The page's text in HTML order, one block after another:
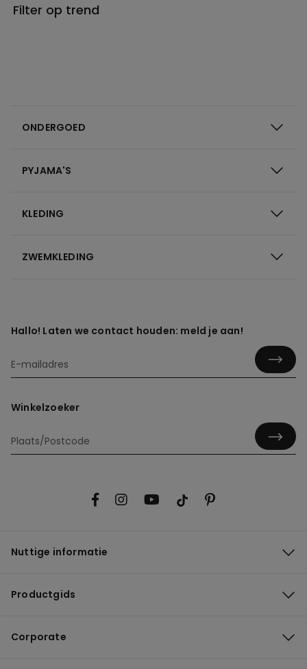
Filter op trend
ONDERGOED
PYJAMA'S
KLEDING
ZWEMKLEDING
Hallo! Laten we contact houden: meld je aan!
Winkelzoeker
Nuttige informatie
Productgids
Corporate